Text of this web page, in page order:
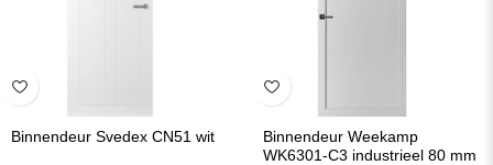
Binnendeur Svedex CN51 wit
Binnendeur Weekamp
WK6301-C3 industrieel 80 mm